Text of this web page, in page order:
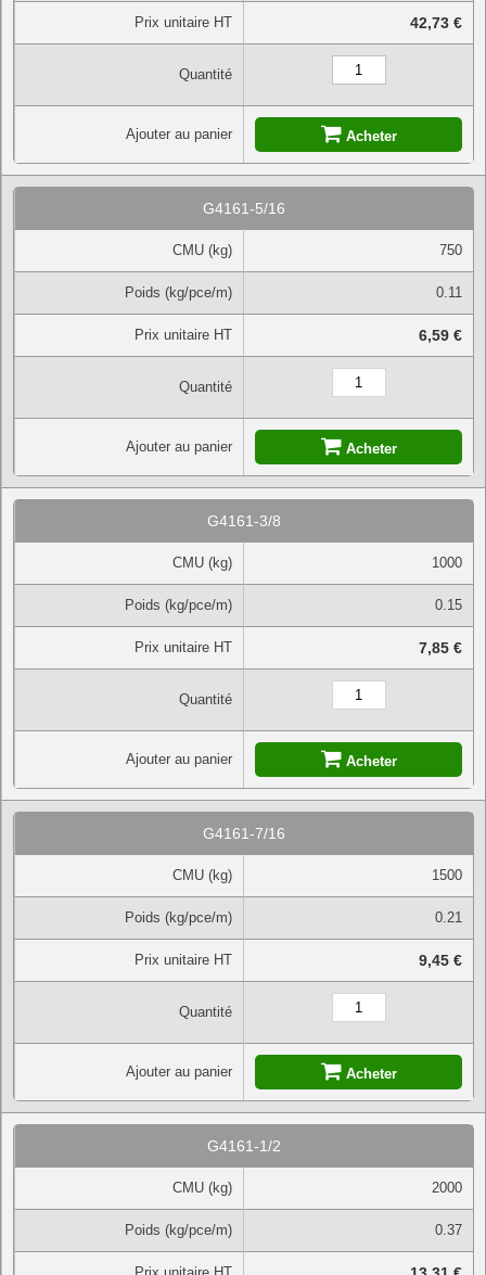
Prix unitaire HT 42,73 €
Quantité
Ajouter au panier Acheter
G4161-5/16
CMU (kg) 750
Poids (kg/pce/m) 0.11
Prix unitaire HT 6,59 €
Quantité
Ajouter au panier Acheter
G4161-3/8
CMU (kg) 1000
Poids (kg/pce/m) 0.15
Prix unitaire HT 7,85 €
Quantité
Ajouter au panier Acheter
G4161-7/16
CMU (kg) 1500
Poids (kg/pce/m) 0.21
Prix unitaire HT 9,45 €
Quantité
Ajouter au panier Acheter
G4161-1/2
CMU (kg) 2000
Poids (kg/pce/m) 0.37